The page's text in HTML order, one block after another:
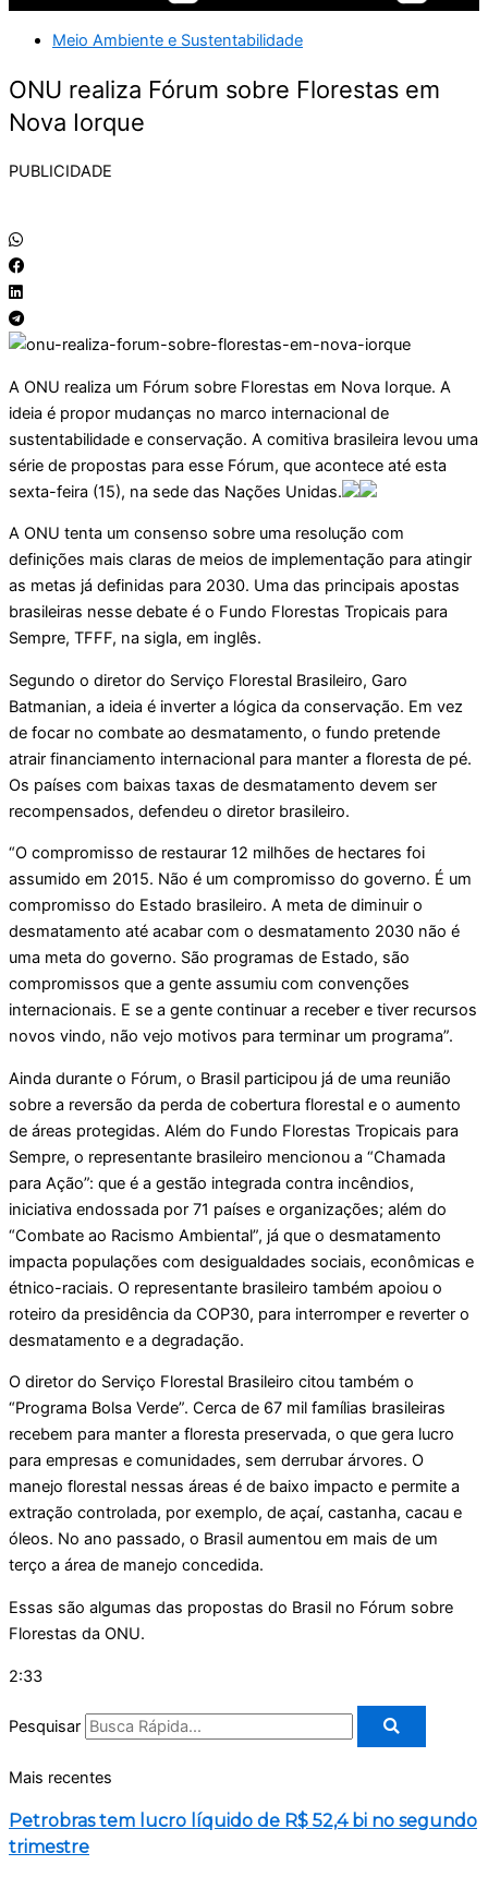
Meio Ambiente e Sustentabilidade
ONU realiza Fórum sobre Florestas em
Nova Iorque
PUBLICIDADE
A ONU realiza um Fórum sobre Florestas em Nova Iorque. A
ideia é propor mudanças no marco internacional de
sustentabilidade e conservação. A comitiva brasileira levou uma
série de propostas para esse Fórum, que acontece até esta
sexta-feira (15), na sede das Nações Unidas.
A ONU tenta um consenso sobre uma resolução com
definições mais claras de meios de implementação para atingir
as metas já definidas para 2030. Uma das principais apostas
brasileiras nesse debate é o Fundo Florestas Tropicais para
Sempre, TFFF, na sigla, em inglês.
Segundo o diretor do Serviço Florestal Brasileiro, Garo
Batmanian, a ideia é inverter a lógica da conservação. Em vez
de focar no combate ao desmatamento, o fundo pretende
atrair financiamento internacional para manter a floresta de pé.
Os países com baixas taxas de desmatamento devem ser
recompensados, defendeu o diretor brasileiro.
“O compromisso de restaurar 12 milhões de hectares foi
assumido em 2015. Não é um compromisso do governo. É um
compromisso do Estado brasileiro. A meta de diminuir o
desmatamento até acabar com o desmatamento 2030 não é
uma meta do governo. São programas de Estado, são
compromissos que a gente assumiu com convenções
internacionais. E se a gente continuar a receber e tiver recursos
novos vindo, não vejo motivos para terminar um programa”.
Ainda durante o Fórum, o Brasil participou já de uma reunião
sobre a reversão da perda de cobertura florestal e o aumento
de áreas protegidas. Além do Fundo Florestas Tropicais para
Sempre, o representante brasileiro mencionou a “Chamada
para Ação”: que é a gestão integrada contra incêndios,
iniciativa endossada por 71 países e organizações; além do
“Combate ao Racismo Ambiental”, já que o desmatamento
impacta populações com desigualdades sociais, econômicas e
étnico-raciais. O representante brasileiro também apoiou o
roteiro da presidência da COP30, para interromper e reverter o
desmatamento e a degradação.
O diretor do Serviço Florestal Brasileiro citou também o
“Programa Bolsa Verde”. Cerca de 67 mil famílias brasileiras
recebem para manter a floresta preservada, o que gera lucro
para empresas e comunidades, sem derrubar árvores. O
manejo florestal nessas áreas é de baixo impacto e permite a
extração controlada, por exemplo, de açaí, castanha, cacau e
óleos. No ano passado, o Brasil aumentou em mais de um
terço a área de manejo concedida.
Essas são algumas das propostas do Brasil no Fórum sobre
Florestas da ONU.
2:33
Pesquisar
Mais recentes
Petrobras tem lucro líquido de R$ 52,4 bi no segundo
trimestre